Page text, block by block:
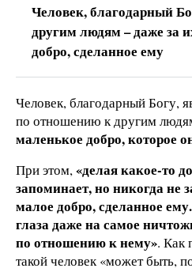
Человек, благодарный
другим людям – даже за
добро, сделанное ему
Человек, благодарный Богу,
по отношению к другим
маленькое добро, которое
При этом,«делая какое-то
запоминает, но никогда не
малое добро, сделанное
глаза даже на самое
по отношению к нему». Как
такой человек «может быть,